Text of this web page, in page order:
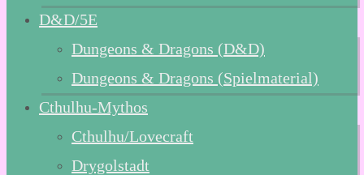
D&D/5E
Dungeons & Dragons (D&D)
Dungeons & Dragons (Spielmaterial)
Cthulhu-Mythos
Cthulhu/Lovecraft
Drygolstadt